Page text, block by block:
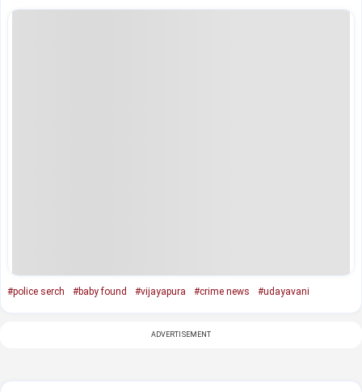
#police serch #baby found #vijayapura #crime news #udayavani
ADVERTISEMENT